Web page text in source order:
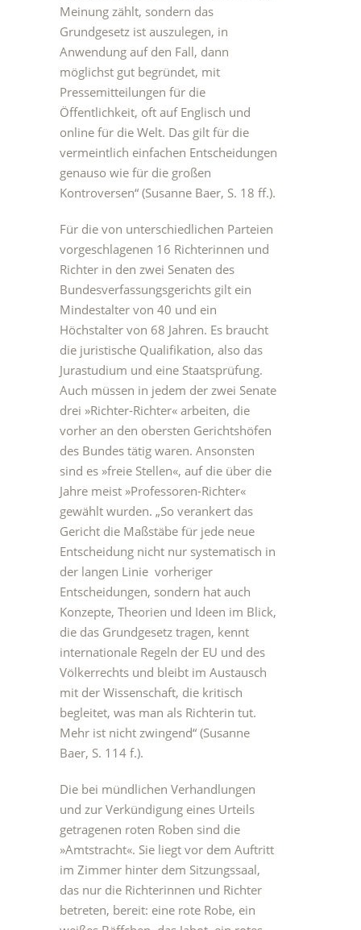
Meinung zählt, sondern das
Grundgesetz ist auszulegen, in
Anwendung auf den Fall, dann
möglichst gut begründet, mit
Pressemitteilungen für die
Öffentlichkeit, oft auf Englisch und
online für die Welt. Das gilt für die
vermeintlich einfachen Entscheidungen
genauso wie für die großen
Kontroversen“ (Susanne Baer, S. 18 ff.).
Für die von unterschiedlichen Parteien
vorgeschlagenen 16 Richterinnen und
Richter in den zwei Senaten des
Bundesverfassungsgerichts gilt ein
Mindestalter von 40 und ein
Höchstalter von 68 Jahren. Es braucht
die juristische Qualifikation, also das
Jurastudium und eine Staatsprüfung.
Auch müssen in jedem der zwei Senate
drei »Richter-Richter« arbeiten, die
vorher an den obersten Gerichtshöfen
des Bundes tätig waren. Ansonsten
sind es »freie Stellen«, auf die über die
Jahre meist »Professoren-Richter«
gewählt wurden. „So verankert das
Gericht die Maßstäbe für jede neue
Entscheidung nicht nur systematisch in
der langen Linie vorheriger
Entscheidungen, sondern hat auch
Konzepte, Theorien und Ideen im Blick,
die das Grundgesetz tragen, kennt
internationale Regeln der EU und des
Völkerrechts und bleibt im Austausch
mit der Wissenschaft, die kritisch
begleitet, was man als Richterin tut.
Mehr ist nicht zwingend“ (Susanne
Baer, S. 114 f.).
Die bei mündlichen Verhandlungen
und zur Verkündigung eines Urteils
getragenen roten Roben sind die
»Amtstracht«. Sie liegt vor dem Auftritt
im Zimmer hinter dem Sitzungssaal,
das nur die Richterinnen und Richter
betreten, bereit: eine rote Robe, ein